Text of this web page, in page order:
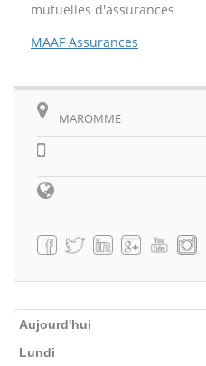
mutuelles d'assurances
MAAF Assurances
MAROMME
Aujourd'hui
Lundi